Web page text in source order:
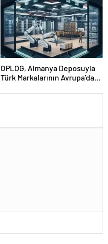
OPLOG, Almanya Deposuyla
Türk Markalarının Avrupa’da